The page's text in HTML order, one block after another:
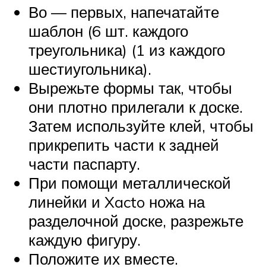
Во — первых, напечатайте
шаблон (6 шт. каждого
треугольника) (1 из каждого
шестиугольника).
Вырежьте формы так, чтобы
они плотно прилегали к доске.
Затем используйте клей, чтобы
прикрепить части к задней
части паспарту.
При помощи металлической
линейки и Xacto ножа на
разделочной доске, разрежьте
каждую фигуру.
Положите их вместе.